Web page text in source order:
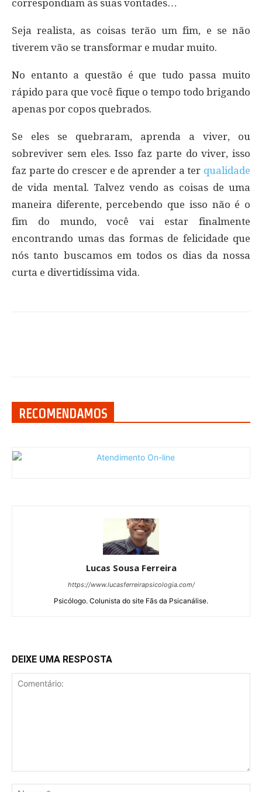
correspondiam às suas vontades…
Seja realista, as coisas terão um fim, e se não
tiverem vão se transformar e mudar muito.
No entanto a questão é que tudo passa muito
rápido para que você fique o tempo todo brigando
apenas por copos quebrados.
Se eles se quebraram, aprenda a viver, ou
sobreviver sem eles. Isso faz parte do viver, isso
faz parte do crescer e de aprender a ter qualidade
de vida mental. Talvez vendo as coisas de uma
maneira diferente, percebendo que isso não é o
fim do mundo, você vai estar finalmente
encontrando umas das formas de felicidade que
nós tanto buscamos em todos os dias da nossa
curta e divertidíssima vida.
RECOMENDAMOS
Lucas Sousa Ferreira
https://www.lucasferreirapsicologia.com/
Psicólogo. Colunista do site Fãs da Psicanálise.
DEIXE UMA RESPOSTA